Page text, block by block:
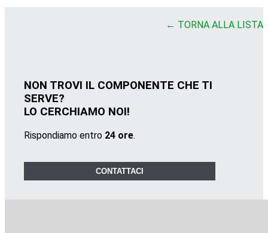
← TORNA ALLA LISTA
NON TROVI IL COMPONENTE CHE TI
SERVE?
LO CERCHIAMO NOI!
Rispondiamo entro 24 ore.
CONTATTACI